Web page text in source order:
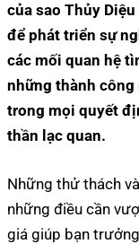
của sao Thủy
để phát triển sự
các mối quan hệ
những thành công
trong mọi quyết
thần lạc quan.
Những thử thách
những điều cần
giá giúp bạn